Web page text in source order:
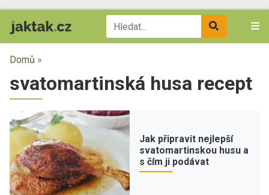
Domů »
svatomartinská husa recept
Jak připravit nejlepší
svatomartinskou husu a
s čím ji podávat